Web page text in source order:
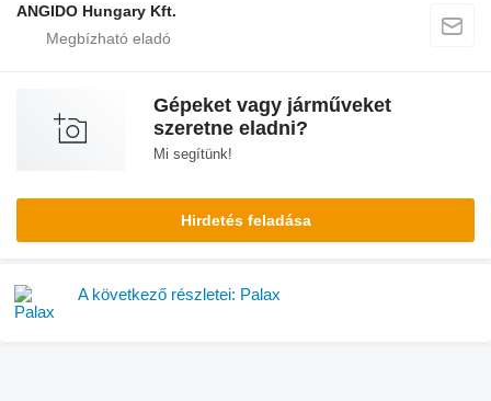
ANGIDO Hungary Kft.
Gépeket vagy járműveket
szeretne eladni?
Mi segítünk!
Hirdetés feladása
A következő részletei: Palax